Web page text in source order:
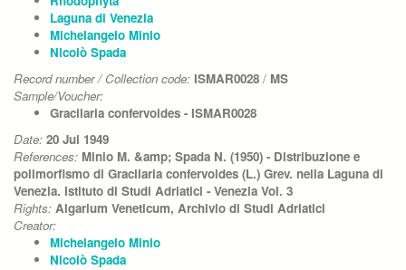
Laguna di Venezia
Michelangelo Minio
Nicolò Spada
Record number / Collection code: ISMAR0028 / MS
Sample/Voucher:
Gracilaria confervoides - ISMAR0028
Date: 20 Jul 1949
References: Minio M. &amp; Spada N. (1950) - Distribuzione e
polimorfismo di Gracilaria confervoides (L.) Grev. nella Laguna di
Venezia. Istituto di Studi Adriatici - Venezia Vol. 3
Rights: Algarium Veneticum, Archivio di Studi Adriatici
Creator:
Michelangelo Minio
Nicolò Spada